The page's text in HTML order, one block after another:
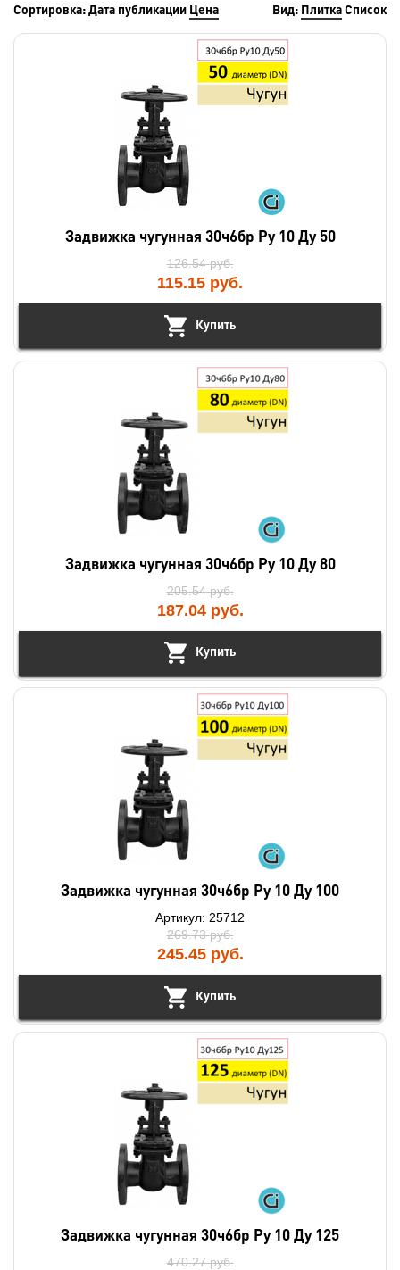
Сортировка:Дата публикации Цена Вид: ПлиткаСписок
Задвижка чугунная 30ч6бр Ру 10 Ду 50
126.54 руб.
115.15 руб.
Купить
Задвижка чугунная 30ч6бр Ру 10 Ду 80
205.54 руб.
187.04 руб.
Купить
Задвижка чугунная 30ч6бр Ру 10 Ду 100
Артикул: 25712
269.73 руб.
245.45 руб.
Купить
Задвижка чугунная 30ч6бр Ру 10 Ду 125
470.27 руб.